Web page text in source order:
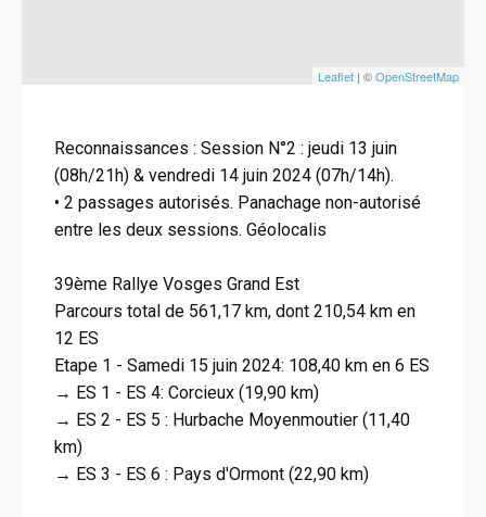
Leaflet | ©OpenStreetMap
Reconnaissances : Session N°2 : jeudi 13 juin
(08h/21h) & vendredi 14 juin 2024 (07h/14h).
• 2 passages autorisés. Panachage non-autorisé
entre les deux sessions. Géolocalis
39ème Rallye Vosges Grand Est
Parcours total de 561,17 km, dont 210,54 km en
12 ES
Etape 1 - Samedi 15 juin 2024: 108,40 km en 6 ES
→ ES 1 - ES 4: Corcieux (19,90 km)
→ ES 2 - ES 5 : Hurbache Moyenmoutier (11,40
km)
→ ES 3 - ES 6 : Pays d'Ormont (22,90 km)